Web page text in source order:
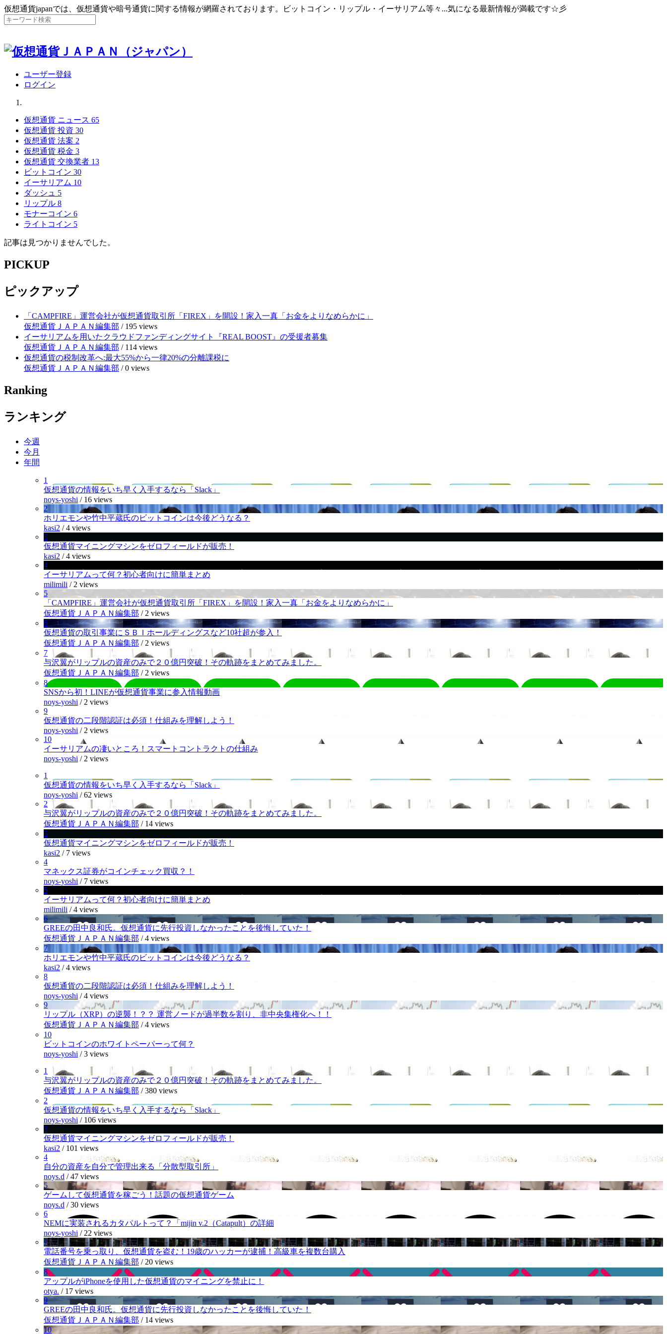
仮想通貨japanでは、仮想通貨や暗号通貨に関する情報が網羅されております。ビットコイン・リップル・イーサリアム等々...気になる最新情報が満載です☆彡
ユーザー登録
ログイン
仮想通貨 ニュース 65
仮想通貨 投資 30
仮想通貨 法案 2
仮想通貨 税金 3
仮想通貨 交換業者 13
ビットコイン 30
イーサリアム 10
ダッシュ 5
リップル 8
モナーコイン 6
ライトコイン 5
記事は見つかりませんでした。
PICKUP
ピックアップ
「CAMPFIRE」運営会社が仮想通貨取引所「FIREX」を開設！家入一真「お金をよりなめらかに」
仮想通貨ＪＡＰＡＮ編集部 / 195 views
イーサリアムを用いたクラウドファンディングサイト『REAL BOOST』の受援者募集
仮想通貨ＪＡＰＡＮ編集部 / 114 views
仮想通貨の税制改革へ:最大55%から一律20%の分離課税に
仮想通貨ＪＡＰＡＮ編集部 /0 views
Ranking
ランキング
今週
今月
年間
1
仮想通貨の情報をいち早く入手するなら「Slack」
noys-yoshi / 16 views
2
ホリエモンや竹中平蔵氏のビットコインは今後どうなる？
kasi2 /4 views
3
仮想通貨マイニングマシンをゼロフィールドが販売！
kasi2 /4 views
4
イーサリアムって何？初心者向けに簡単まとめ
milimili / 2 views
5
「CAMPFIRE」運営会社が仮想通貨取引所「FIREX」を開設！家入一真「お金をよりなめらかに」
仮想通貨ＪＡＰＡＮ編集部 / 2 views
6
仮想通貨の取引事業にＳＢＩホールディングスなど10社超が参入！
仮想通貨ＪＡＰＡＮ編集部 / 2 views
7
与沢翼がリップルの資産のみで２０億円突破！その軌跡をまとめてみました。
仮想通貨ＪＡＰＡＮ編集部 / 2 views
8
SNSから初！LINEが仮想通貨事業に参入情報動画
noys-yoshi / 2 views
9
仮想通貨の二段階認証は必須！仕組みを理解しよう！
noys-yoshi / 2 views
10
イーサリアムの凄いところ！スマートコントラクトの仕組み
noys-yoshi / 2 views
1
仮想通貨の情報をいち早く入手するなら「Slack」
noys-yoshi /62 views
2
与沢翼がリップルの資産のみで２０億円突破！その軌跡をまとめてみました。
仮想通貨ＪＡＰＡＮ編集部 / 14 views
3
仮想通貨マイニングマシンをゼロフィールドが販売！
kasi2 / 7 views
4
マネックス証券がコインチェック買収？！
noys-yoshi / 7 views
5
イーサリアムって何？初心者向けに簡単まとめ
milimili /4 views
6
GREEの田中良和氏。仮想通貨に先行投資しなかったことを後悔していた！
仮想通貨ＪＡＰＡＮ編集部 /4 views
7
ホリエモンや竹中平蔵氏のビットコインは今後どうなる？
kasi2 /4 views
8
仮想通貨の二段階認証は必須！仕組みを理解しよう！
noys-yoshi /4 views
9
リップル（XRP）の逆襲！？？ 運営ノードが過半数を割り、非中央集権化へ！！
仮想通貨ＪＡＰＡＮ編集部 /4 views
10
ビットコインのホワイトペーパーって何？
noys-yoshi /3 views
1
与沢翼がリップルの資産のみで２０億円突破！その軌跡をまとめてみました。
仮想通貨ＪＡＰＡＮ編集部 /380 views
2
仮想通貨の情報をいち早く入手するなら「Slack」
noys-yoshi / 106 views
3
仮想通貨マイニングマシンをゼロフィールドが販売！
kasi2 / 101 views
4
自分の資産を自分で管理出来る「分散型取引所」
noys.d /47 views
5
ゲームして仮想通貨を稼ごう！話題の仮想通貨ゲーム
noys.d /30 views
6
NEMに実装されるカタパルトって？「mijin v.2（Catapult）の詳細
noys-yoshi / 22 views
7
電話番号を乗っ取り、仮想通貨を盗む！19歳のハッカーが逮捕！高級車を複数台購入
仮想通貨ＪＡＰＡＮ編集部 / 20 views
8
アップルがiPhoneを使用した仮想通貨のマイニングを禁止に！
otya. / 17 views
9
GREEの田中良和氏。仮想通貨に先行投資しなかったことを後悔していた！
仮想通貨ＪＡＰＡＮ編集部 / 14 views
10